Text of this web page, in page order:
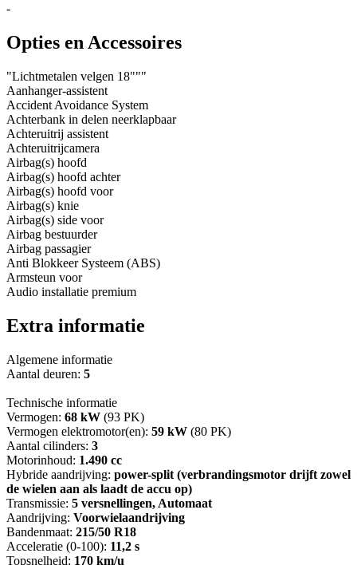
-
Opties en Accessoires
"Lichtmetalen velgen 18"""
Aanhanger-assistent
Accident Avoidance System
Achterbank in delen neerklapbaar
Achteruitrij assistent
Achteruitrijcamera
Airbag(s) hoofd
Airbag(s) hoofd achter
Airbag(s) hoofd voor
Airbag(s) knie
Airbag(s) side voor
Airbag bestuurder
Airbag passagier
Anti Blokkeer Systeem (ABS)
Armsteun voor
Audio installatie premium
Extra informatie
Algemene informatie
Aantal deuren: 5
Technische informatie
Vermogen: 68 kW (93 PK)
Vermogen elektromotor(en): 59 kW (80 PK)
Aantal cilinders: 3
Motorinhoud: 1.490 cc
Hybride aandrijving: power-split (verbrandingsmotor drijft zowel
de wielen aan als laadt de accu op)
Transmissie: 5 versnellingen, Automaat
Aandrijving: Voorwielaandrijving
Bandenmaat: 215/50 R18
Acceleratie (0-100): 11,2 s
Topsnelheid: 170 km/u